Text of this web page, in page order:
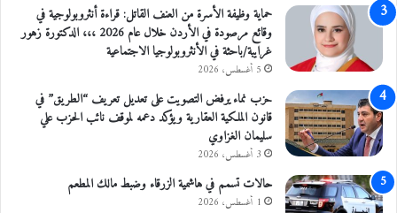
ل
ط
ا
ب
ي
ة
E
S
N
حماية وظيفة الأسرة من العنف القاتل: قراءة أنثروبولوجية في
وقائع مرصودة في الأردن خلال عام 2026 ،،، الدكتورة زهور
غرايبة/باحثة في الأنثروبولوجيا الاجتماعية
5 أغسطس، 2026
حزب نماء يرفض التصويت على تعديل تعريف “الطريق” في
قانون الملكية العقارية ويؤكد دعمه لموقف نائب الحزب علي
سليمان الغزاوي
3 أغسطس، 2026
حالات تسمم في هاشمية الزرقاء وضبط مالك المطعم
1 أغسطس، 2026